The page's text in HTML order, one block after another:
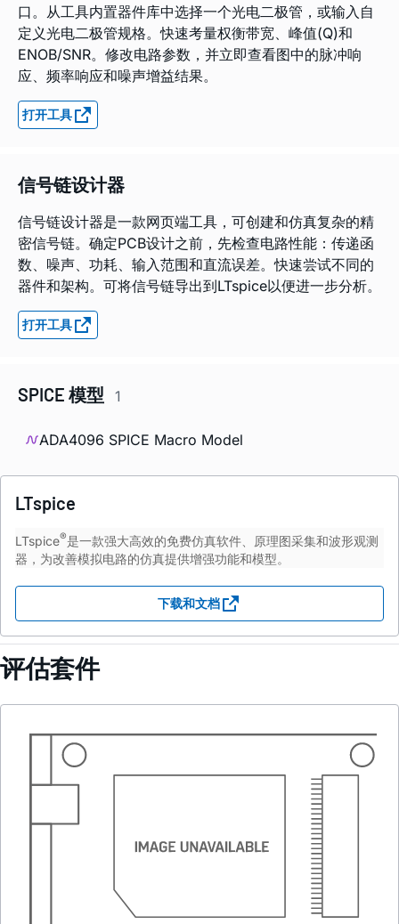
口。从工具内置器件库中选择一个光电二极管，或输入自
定义光电二极管规格。快速考量权衡带宽、峰值(Q)和
ENOB/SNR。修改电路参数，并立即查看图中的脉冲响
应、频率响应和噪声增益结果。
打开工具
信号链设计器
信号链设计器是一款网页端工具，可创建和仿真复杂的精
密信号链。确定PCB设计之前，先检查电路性能：传递函
数、噪声、功耗、输入范围和直流误差。快速尝试不同的
器件和架构。可将信号链导出到LTspice以便进一步分析。
打开工具
SPICE 模型 1
ADA4096 SPICE Macro Model
LTspice
LTspice®是一款强大高效的免费仿真软件、原理图采集和波形观测
器，为改善模拟电路的仿真提供增强功能和模型。
下载和文档
评估套件